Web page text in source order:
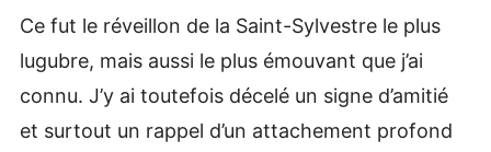
Ce fut le réveillon de la Saint-Sylvestre le plus
lugubre, mais aussi le plus émouvant que j’ai
connu. J’y ai toutefois décelé un signe d’amitié
et surtout un rappel d’un attachement profond